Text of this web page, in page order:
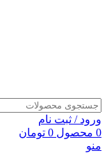
ورود / ثبت نام
0 محصول 0 تومان
منو